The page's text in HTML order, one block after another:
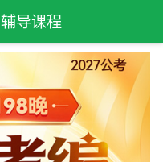
辅导课程